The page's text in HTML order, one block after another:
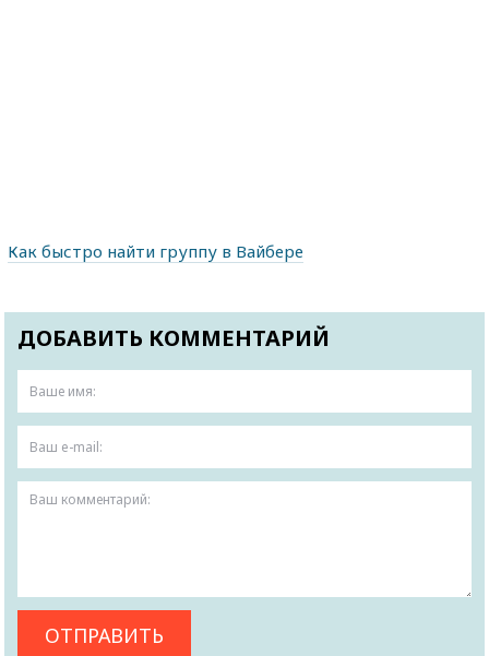
Как быстро найти группу в Вайбере
ДОБАВИТЬ КОММЕНТАРИЙ